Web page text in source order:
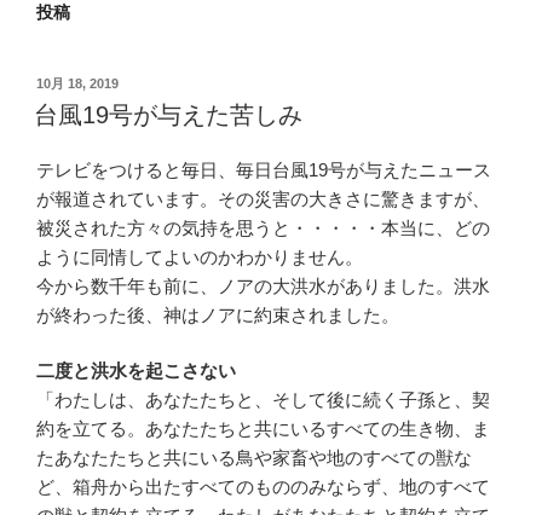
投稿
投
稿
日:
10月 18, 2019
台風19号が与えた苦しみ
テレビをつけると毎日、毎日台風19号が与えたニュース
が報道されています。その災害の大きさに驚きますが、
被災された方々の気持を思うと・・・・・本当に、どの
ように同情してよいのかわかりません。
今から数千年も前に、ノアの大洪水がありました。洪水
が終わった後、神はノアに約束されました。
二度と洪水を起こさない
「わたしは、あなたたちと、そして後に続く子孫と、契
約を立てる。あなたたちと共にいるすべての生き物、ま
たあなたたちと共にいる鳥や家畜や地のすべての獣な
ど、箱舟から出たすべてのもののみならず、地のすべて